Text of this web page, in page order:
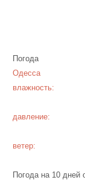
Погода
Одесса
влажность:
давление:
ветер:
Погода на 10 дней